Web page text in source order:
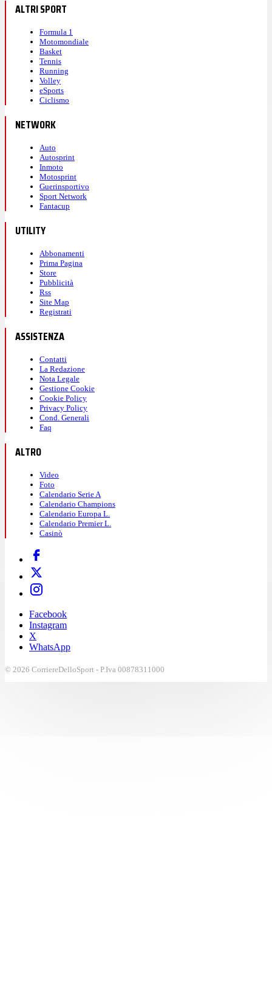
ALTRI SPORT
Formula 1
Motomondiale
Basket
Tennis
Running
Volley
eSports
Ciclismo
NETWORK
Auto
Autosprint
Inmoto
Motosprint
Guerinsportivo
Sport Network
Fantacup
UTILITY
Abbonamenti
Prima Pagina
Store
Pubblicità
Rss
Site Map
Registrati
ASSISTENZA
Contatti
La Redazione
Nota Legale
Gestione Cookie
Cookie Policy
Privacy Policy
Cond. Generali
Faq
ALTRO
Video
Foto
Calendario Serie A
Calendario Champions
Calendario Europa L.
Calendario Premier L.
Casinò
Facebook
Instagram
X
WhatsApp
© 2026 CorriereDelloSport - P.Iva 00878311000